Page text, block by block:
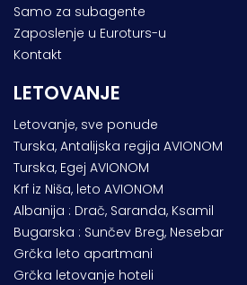
Samo za subagente
Zaposlenje u Euroturs-u
Kontakt
LETOVANJE
Letovanje, sve ponude
Turska, Antalijska regija AVIONOM
Turska, Egej AVIONOM
Krf iz Niša, leto AVIONOM
Albanija : Drač, Saranda, Ksamil
Bugarska : Sunčev Breg, Nesebar
Grčka leto apartmani
Grčka letovanje hoteli